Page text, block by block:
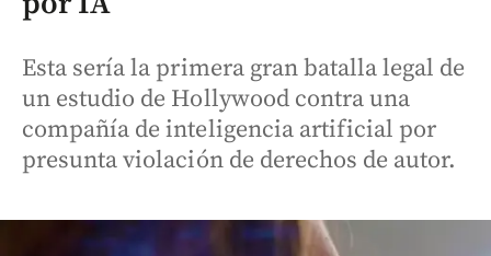
Esta sería la primera gran batalla legal de
un estudio de Hollywood contra una
compañía de inteligencia artificial por
presunta violación de derechos de autor.